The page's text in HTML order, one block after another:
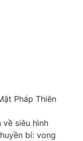
Pháp Thiên
siêu hình
bí: vong